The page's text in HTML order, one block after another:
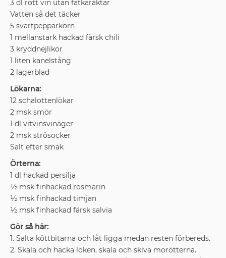
3 dl rött vin utan fatkaraktär
Vatten så det täcker
5 svartpepparkorn
1 mellanstark hackad färsk chili
3 kryddnejlikor
1 liten kanelstång
2 lagerblad
Lökarna:
12 schalottenlökar
2 msk smör
1 dl vitvinsvinäger
2 msk strösocker
Salt efter smak
Örterna:
1 dl hackad persilja
½ msk finhackad rosmarin
½ msk finhackad timjan
½ msk finhackad färsk salvia
Gör så här:
1. Salta köttbitarna och låt ligga medan resten förbereds.
2. Skala och hacka löken, skala och skiva morötterna.